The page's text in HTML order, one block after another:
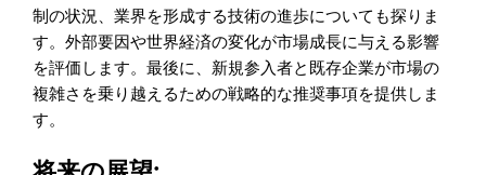
制の状況、業界を形成する技術の進歩についても探りま
す。外部要因や世界経済の変化が市場成長に与える影響
を評価します。最後に、新規参入者と既存企業が市場の
複雑さを乗り越えるための戦略的な推奨事項を提供しま
す。